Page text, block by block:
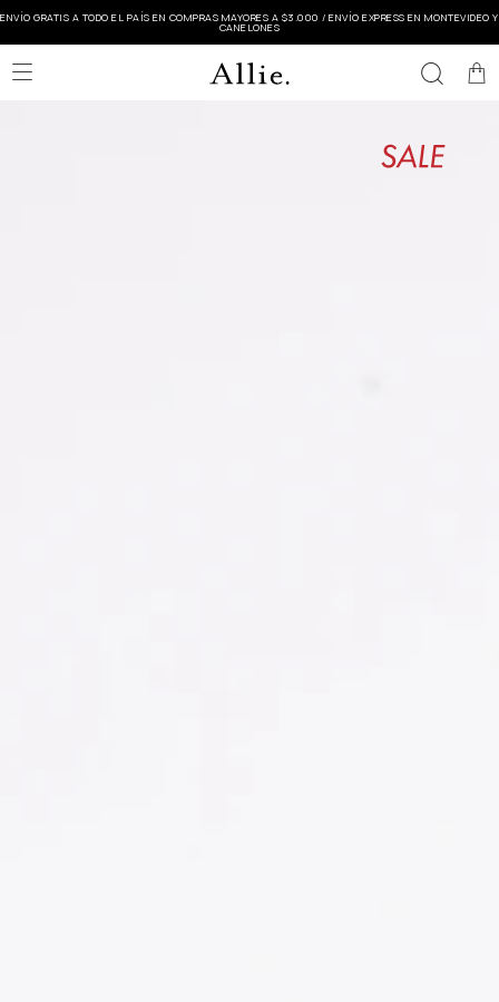
ENVÍO GRATIS A TODO EL PAÍS EN COMPRAS MAYORES A $3.000 / ENVÍO EXPRESS EN MONTEVIDEO Y
CANELONES
